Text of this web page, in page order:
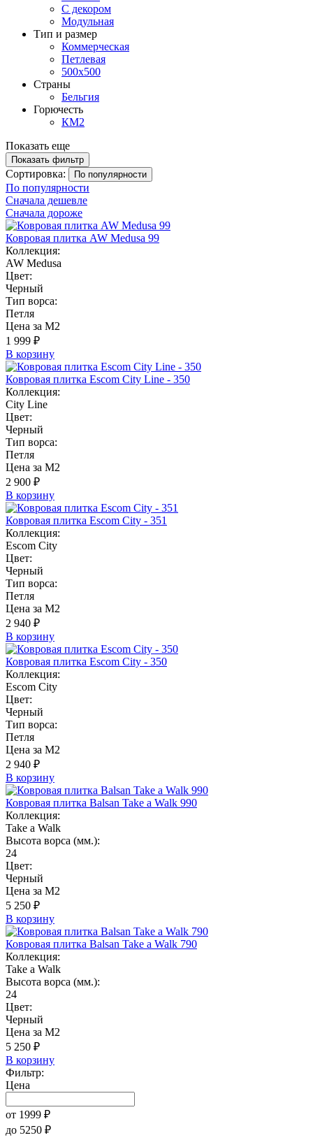
С декором
Модульная
Тип и размер
Коммерческая
Петлевая
500х500
Страны
Бельгия
Горючесть
КМ2
Показать еще
Показать фильтр
Сортировка: По популярности
По популярности
Сначала дешевле
Сначала дороже
Ковровая плитка AW Medusa 99
Коллекция:
AW Medusa
Цвет:
Черный
Тип ворса:
Петля
Цена за М2
1 999 ₽
В корзину
Ковровая плитка Escom City Line - 350
Коллекция:
City Line
Цвет:
Черный
Тип ворса:
Петля
Цена за М2
2 900 ₽
В корзину
Ковровая плитка Escom City - 351
Коллекция:
Escom City
Цвет:
Черный
Тип ворса:
Петля
Цена за М2
2 940 ₽
В корзину
Ковровая плитка Escom City - 350
Коллекция:
Escom City
Цвет:
Черный
Тип ворса:
Петля
Цена за М2
2 940 ₽
В корзину
Ковровая плитка Balsan Take a Walk 990
Коллекция:
Take a Walk
Высота ворса (мм.):
24
Цвет:
Черный
Цена за М2
5 250 ₽
В корзину
Ковровая плитка Balsan Take a Walk 790
Коллекция:
Take a Walk
Высота ворса (мм.):
24
Цвет:
Черный
Цена за М2
5 250 ₽
В корзину
Фильтр:
Цена
от 1999 ₽
до 5250 ₽